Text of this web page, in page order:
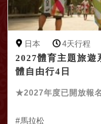
日本 4天行程
2027體育主題旅遊
體自由行4日
★2027年度已開放報
馬拉松